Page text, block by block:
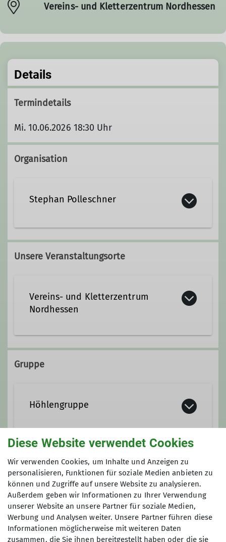
Vereins- und Kletterzentrum Nordhessen
Details
Termindetails
Mi. 10.06.2026 18:30 Uhr
Organisation
Stephan Polleschner
Qualifikationen
Ämter
Unsere Veranstaltungsorte
Vereins- und Kletterzentrum
Nordhessen
https://www.kletterzentrum-
Gruppe
Höhlengruppe
Seit Juni 2018 gibt es in der DAV
Sektion Kassel eine Gruppe, die sich
für Höhlen­befahrungen trifft.
Kontakt aufnehmen
Details
Anmeldung
Anfrage senden
Diese Website verwendet Cookies
Wir verwenden Cookies, um Inhalte und Anzeigen zu
personalisieren, Funktionen für soziale Medien anbieten zu
können und Zugriffe auf unsere Website zu analysieren.
Außerdem geben wir Informationen zu Ihrer Verwendung
unserer Website an unsere Partner für soziale Medien,
Werbung und Analysen weiter. Unsere Partner führen diese
Informationen möglicherweise mit weiteren Daten
zusammen, die Sie ihnen bereitgestellt haben oder die sie